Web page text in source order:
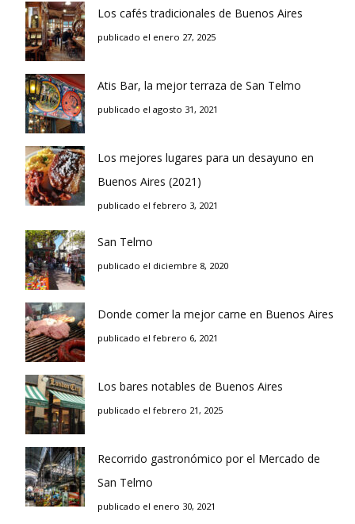
Los cafés tradicionales de Buenos Aires
publicado el enero 27, 2025
Atis Bar, la mejor terraza de San Telmo
publicado el agosto 31, 2021
Los mejores lugares para un desayuno en
Buenos Aires (2021)
publicado el febrero 3, 2021
San Telmo
publicado el diciembre 8, 2020
Donde comer la mejor carne en Buenos Aires
publicado el febrero 6, 2021
Los bares notables de Buenos Aires
publicado el febrero 21, 2025
Recorrido gastronómico por el Mercado de
San Telmo
publicado el enero 30, 2021